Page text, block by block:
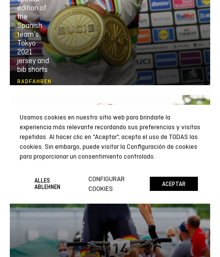
edition of
the
Spanish
team’s
Tokyo
2021
jersey and
bib shorts
RADFAHREN
Usamos cookies en nuestro sitio web para brindarle la
experiencia más relevante recordando sus preferencias y visitas
repetidas. Al hacer clic en "Aceptar", acepta el uso de TODAS las
cookies. Sin embargo, puede visitar la Configuración de cookies
para proporcionar un consentimiento controlado.
ALLES
ABLEHNEN
CONFIGURAR
COOKIES
ACEPTAR